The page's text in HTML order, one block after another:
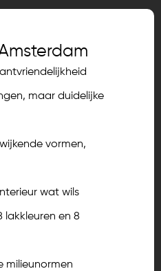
maar duidelijke
vormen,
wat wils
lakkleuren en 8
milieunormen